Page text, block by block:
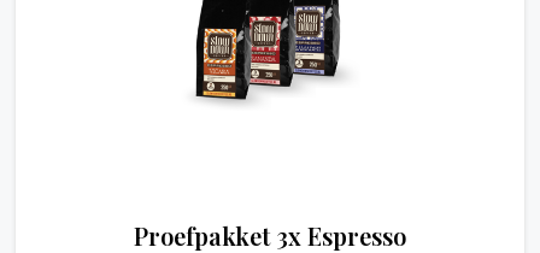
Proefpakket 3x Espresso